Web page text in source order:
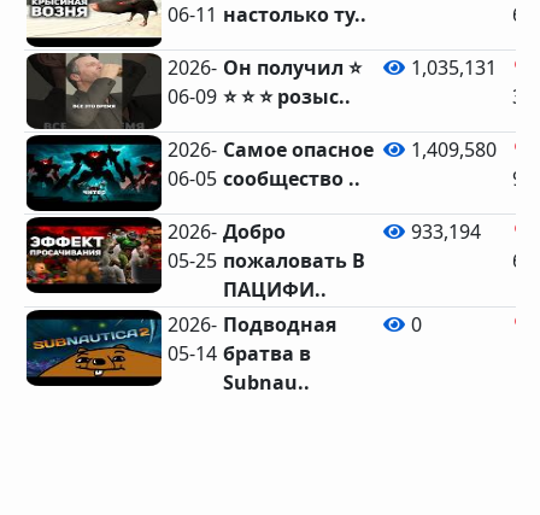
06-11 настолько ту..
2026-
06-09
Он получил ⭐
⭐ ⭐ ⭐ розыс..
1,035,131
2026-
06-05
Самое опасное
сообщество ..
1,409,580
2026-
05-25
Добро
пожаловать В
ПАЦИФИ..
933,194
2026-
05-14
Подводная
братва в
Subnau..
0